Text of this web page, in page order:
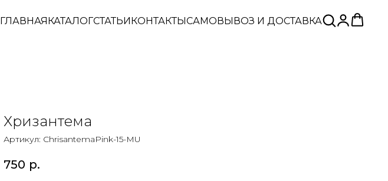
ГЛАВНАЯКАТАЛОГСТАТЬИКОНТАКТЫСАМОВЫВОЗ И ДОСТАВКА
Хризантема
Артикул: ChrisantemaPink-15-MU
750 р.